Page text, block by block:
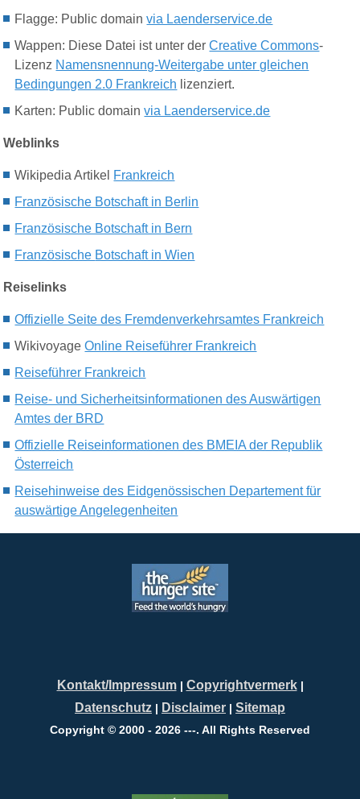
Flagge: Public domainvia Laenderservice.de
Wappen: Diese Datei ist unter derCreative Commons-
Lizenz Namensnennung-Weitergabe unter gleichen
Bedingungen 2.0 Frankreich lizenziert.
Karten: Public domainvia Laenderservice.de
Weblinks
Wikipedia Artikel Frankreich
Französische Botschaft in Berlin
Französische Botschaft in Bern
Französische Botschaft in Wien
Reiselinks
Offizielle Seite des Fremdenverkehrsamtes Frankreich
WikivoyageOnline Reiseführer Frankreich
Reiseführer Frankreich
Reise- und Sicherheitsinformationen des Auswärtigen
Amtes der BRD
Offizielle Reiseinformationen des BMEIA der Republik
Österreich
Reisehinweise des Eidgenössischen Departement für
auswärtige Angelegenheiten
Kontakt/Impressum| Copyrightvermerk|
Datenschutz | Disclaimer | Sitemap
Copyright © 2000 - 2026 ---. All Rights Reserved